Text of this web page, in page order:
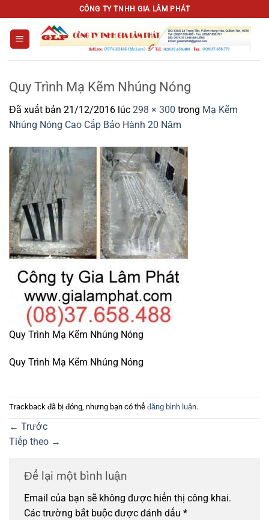
đến
dung
CÔNG TY TNHH GIA LÂM PHÁT
Quy Trình Mạ Kẽm Nhúng Nóng
Đã xuất bản 21/12/2016 lúc 298 × 300 trong Mạ Kẽm
Nhúng Nóng Cao Cấp Bảo Hành 20 Năm
Quy Trình Mạ Kẽm Nhúng Nóng
Quy Trình Mạ Kẽm Nhúng Nóng
Trackback đã bị đóng, nhưng bạn có thể đăng bình luận.
← Trước
Tiếp theo →
Để lại một bình luận
Email của bạn sẽ không được hiển thị công khai.
Các trường bắt buộc được đánh dấu *